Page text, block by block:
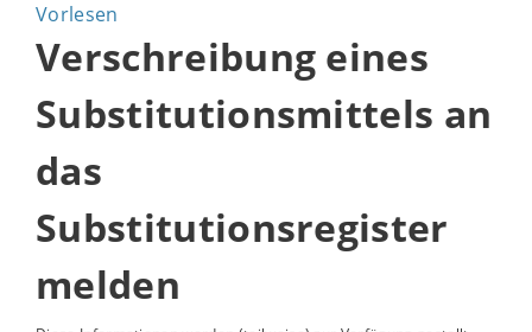
Vorlesen
Verschreibung eines
Substitutionsmittels an
das
Substitutionsregister
melden